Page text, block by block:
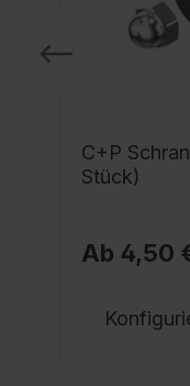
C+P
Stück)
Ab 4,50